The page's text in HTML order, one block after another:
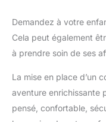
Demandez à votre
Cela peut également
à prendre soin de ses
La mise en place d’un
aventure enrichissante
pensé, confortable,